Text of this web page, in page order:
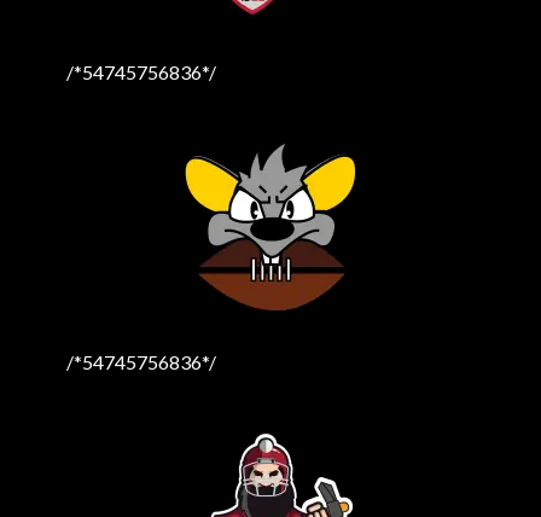
/*54745756836*/
/*54745756836*/